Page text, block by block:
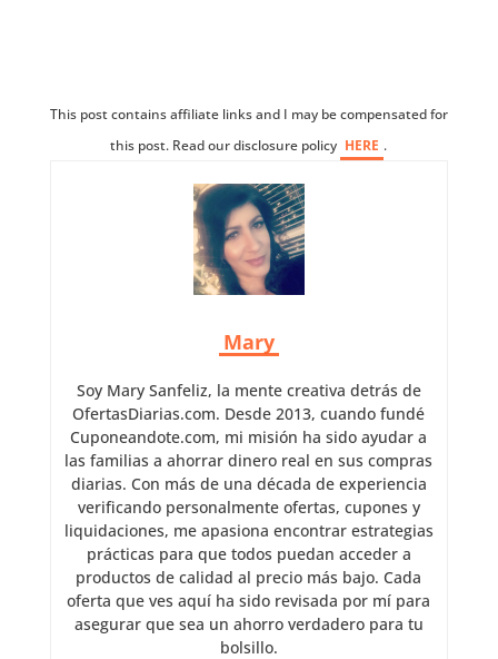
This post contains affiliate links and I may be compensated for
this post. Read our disclosure policy HERE .
Mary
Soy Mary Sanfeliz, la mente creativa detrás de
OfertasDiarias.com. Desde 2013, cuando fundé
Cuponeandote.com, mi misión ha sido ayudar a
las familias a ahorrar dinero real en sus compras
diarias. Con más de una década de experiencia
verificando personalmente ofertas, cupones y
liquidaciones, me apasiona encontrar estrategias
prácticas para que todos puedan acceder a
productos de calidad al precio más bajo. Cada
oferta que ves aquí ha sido revisada por mí para
asegurar que sea un ahorro verdadero para tu
bolsillo.